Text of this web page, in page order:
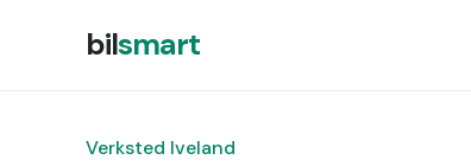
bilsmart
Verksted Iveland